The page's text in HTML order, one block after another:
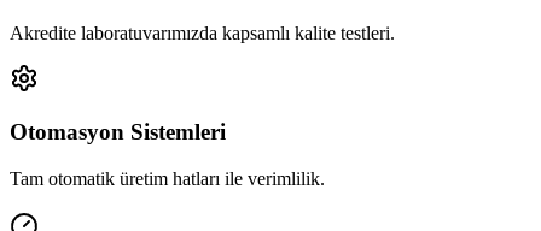
Akredite laboratuvarımızda kapsamlı kalite testleri.
Otomasyon Sistemleri
Tam otomatik üretim hatları ile verimlilik.